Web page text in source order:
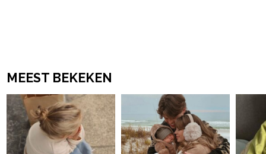
MEEST BEKEKEN